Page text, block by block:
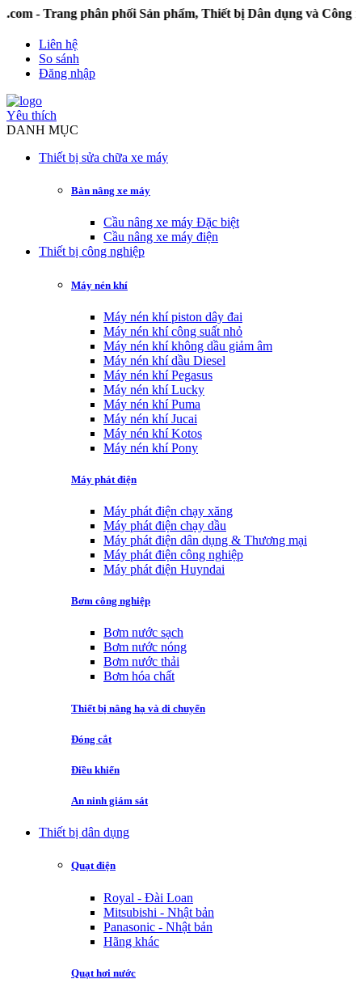
phân phối Sản phẩm, Thiết bị Dân dụng và Công nghiệp
Liên hệ
So sánh
Đăng nhập
Yêu thích
DANH MỤC
Thiết bị sửa chữa xe máy
Bàn nâng xe máy
Cầu nâng xe máy Đặc biệt
Cầu nâng xe máy điện
Thiết bị công nghiệp
Máy nén khí
Máy nén khí piston dây đai
Máy nén khí công suất nhỏ
Máy nén khí không dầu giảm âm
Máy nén khí dầu Diesel
Máy nén khí Pegasus
Máy nén khí Lucky
Máy nén khí Puma
Máy nén khí Jucai
Máy nén khí Kotos
Máy nén khí Pony
Máy phát điện
Máy phát điện chạy xăng
Máy phát điện chạy dầu
Máy phát điện dân dụng & Thương mại
Máy phát điện công nghiệp
Máy phát điện Huyndai
Bơm công nghiệp
Bơm nước sạch
Bơm nước nóng
Bơm nước thải
Bơm hóa chất
Thiết bị nâng hạ và di chuyển
Đóng cắt
Điều khiển
An ninh giám sát
Thiết bị dân dụng
Quạt điện
Royal - Đài Loan
Mitsubishi - Nhật bản
Panasonic - Nhật bản
Hãng khác
Quạt hơi nước